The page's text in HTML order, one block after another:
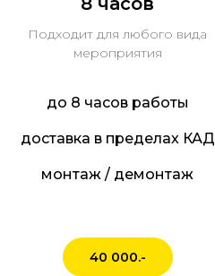
Подходит для любого вида
мероприятия
до 8 часов работы
доставка в пределах КАД
монтаж / демонтаж
40 000.-